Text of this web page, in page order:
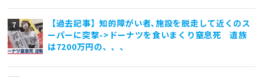
【過去記事】知的障がい者､施設を脱走して近くのス
ーパーに突撃->ドーナツを食いまくり窒息死 遺族
は7200万円の、、、